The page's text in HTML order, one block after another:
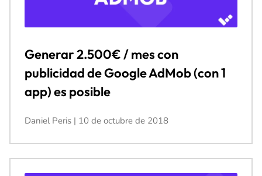
Generar 2.500€ / mes con
publicidad de Google AdMob (con 1
app) es posible
Daniel Peris 10 de octubre de 2018